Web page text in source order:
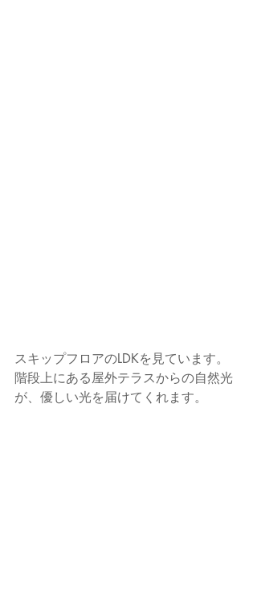
スキップフロアのLDKを見ています。
階段上にある屋外テラスからの自然光
が、優しい光を届けてくれます。